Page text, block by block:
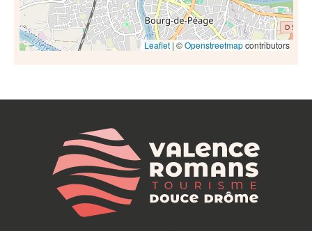
Leaflet| ©Openstreetmapcontributors